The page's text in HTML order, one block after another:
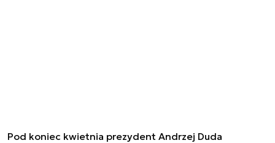
Pod koniec kwietnia prezydent Andrzej Duda